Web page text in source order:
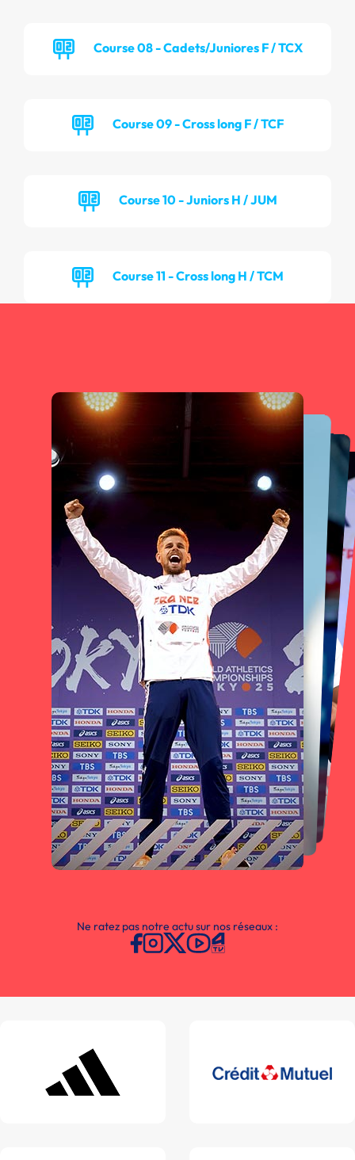
Course 08 - Cadets/Juniores F / TCX
Course 09 - Cross long F / TCF
Course 10 - Juniors H / JUM
Course 11 - Cross long H / TCM
Ne ratez pas notre actu sur nos réseaux :